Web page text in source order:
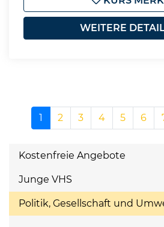
WEITERE
1 2 3 4 5 6
Kostenfreie Angebote
Junge VHS
Politik, Gesellschaft und